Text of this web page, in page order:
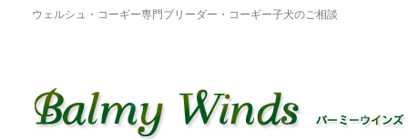
ウェルシュ・コーギー専門ブリーダー・コーギー子犬のご相談